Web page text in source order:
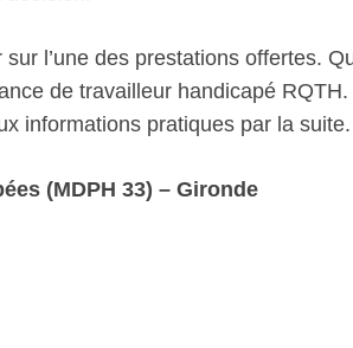
l’une des prestations offertes.
de travailleur handicapé RQTH.
informations pratiques par la suite.
(MDPH 33) – Gironde